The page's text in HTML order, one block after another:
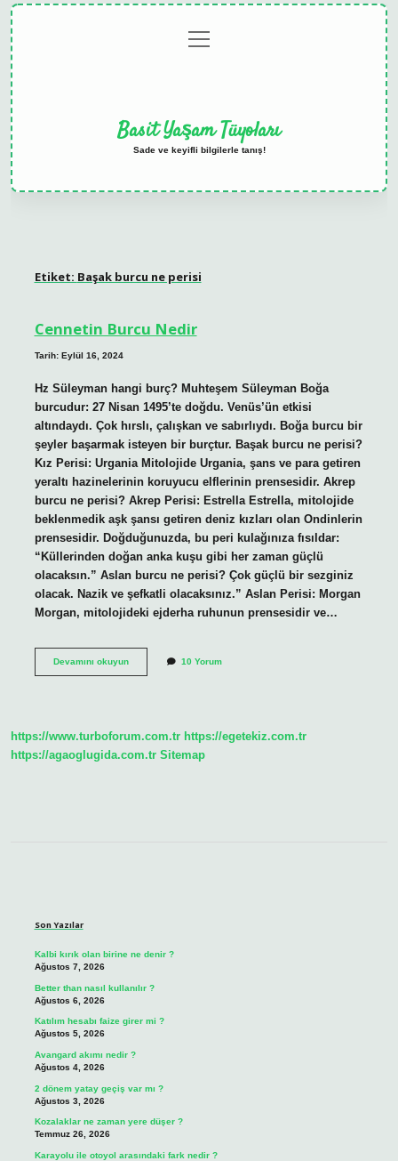
menüyü
aç
Basit Yaşam Tüyoları
Sade ve keyifli bilgilerle tanış!
Etiket: Başak burcu ne perisi
Cennetin Burcu Nedir
Tarih: Eylül 16, 2024
Hz Süleyman hangi burç? Muhteşem Süleyman Boğa
burcudur: 27 Nisan 1495’te doğdu. Venüs’ün etkisi
altındaydı. Çok hırslı, çalışkan ve sabırlıydı. Boğa burcu bir
şeyler başarmak isteyen bir burçtur. Başak burcu ne perisi?
Kız Perisi: Urgania Mitolojide Urgania, şans ve para getiren
yeraltı hazinelerinin koruyucu elflerinin prensesidir. Akrep
burcu ne perisi? Akrep Perisi: Estrella Estrella, mitolojide
beklenmedik aşk şansı getiren deniz kızları olan Ondinlerin
prensesidir. Doğduğunuzda, bu peri kulağınıza fısıldar:
“Küllerinden doğan anka kuşu gibi her zaman güçlü
olacaksın.” Aslan burcu ne perisi? Çok güçlü bir sezginiz
olacak. Nazik ve şefkatli olacaksınız.” Aslan Perisi: Morgan
Morgan, mitolojideki ejderha ruhunun prensesidir ve…
Devamını okuyunCennetin
10 Yorum
https://www.turboforum.com.tr https://egetekiz.com.tr
https://agaoglugida.com.tr Sitemap
Son Yazılar
Kalbi kırık olan birine ne denir ?
Ağustos 7, 2026
Better than nasıl kullanılır ?
Ağustos 6, 2026
Katılım hesabı faize girer mi ?
Ağustos 5, 2026
Avangard akımı nedir ?
Ağustos 4, 2026
2 dönem yatay geçiş var mı ?
Ağustos 3, 2026
Kozalaklar ne zaman yere düşer ?
Temmuz 26, 2026
Karayolu ile otoyol arasındaki fark nedir ?